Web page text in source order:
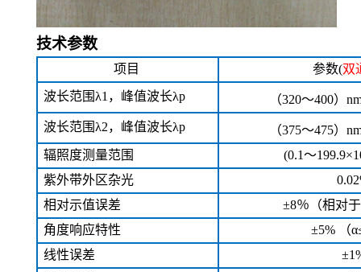
技术参数
项目 参数(双
波长范围λ1，峰值波长λp
（320～400）
波长范围λ2，峰值波长λp
（375～475）
辐照度测量范围
(0.1～
紫外带外区杂光
相对示值误差
±8％（相对
角度响应特性
±5% （
线性误差